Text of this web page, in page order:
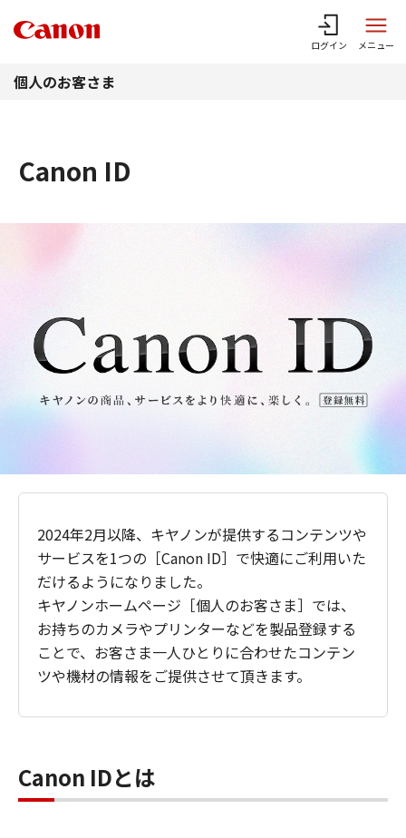
ログイン メニュー
個人のお客さま
Canon ID
2024年2月以降、キヤノンが提供するコンテンツや
サービスを1つの［Canon ID］で快適にご利用いた
だけるようになりました。
キヤノンホームページ［個人のお客さま］では、
お持ちのカメラやプリンターなどを製品登録する
ことで、お客さま一人ひとりに合わせたコンテン
ツや機材の情報をご提供させて頂きます。
Canon IDとは